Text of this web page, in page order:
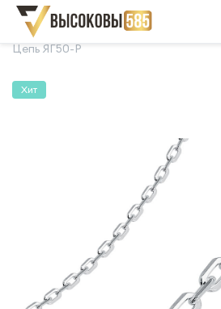
Главная Склад готовой продукции
Цепь ЯГ50-Р
Хит